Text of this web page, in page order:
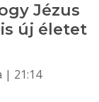
Jézus
új életet
| 21:14